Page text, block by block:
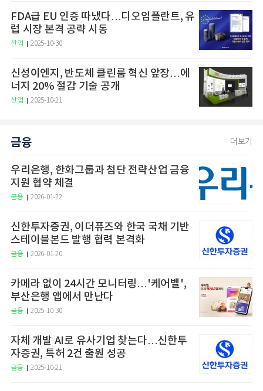
FDA급 EU 인증 따냈다…디오임플란트, 유
럽 시장 본격 공략 시동
산업 2025-10-30
신성이엔지, 반도체 클린룸 혁신 앞장…에
너지 20% 절감 기술 공개
산업 2025-10-21
금융 더보기
우리은행, 한화그룹과 첨단 전략산업 금융
지원 협약 체결
금융 2026-01-22
신한투자증권, 이더퓨즈와 한국 국채 기반
스테이블본드 발행 협력 본격화
금융 2026-01-20
카메라 없이 24시간 모니터링…'케어벨',
부산은행 앱에서 만난다
금융 2025-10-30
자체 개발 AI로 유사기업 찾는다…신한투
자증권, 특허 2건 출원 성공
금융 2025-10-21